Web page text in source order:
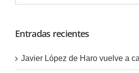
Entradas recientes
Javier López de Haro vuelve a